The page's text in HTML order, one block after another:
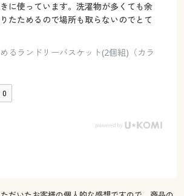
に使っています。洗濯物が多くても余
たためるので場所も取らないのでとて
るランドリーバスケット(2個組)（カラ
0